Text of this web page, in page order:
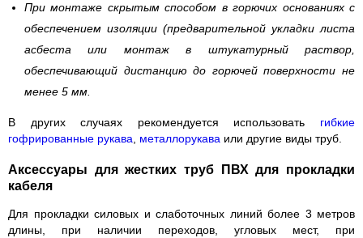
При монтаже скрытым способом в горючих основаниях с
обеспечением изоляции (предварительной укладки листа
асбеста или монтаж в штукатурный раствор,
обеспечивающий дистанцию до горючей поверхности не
менее 5 мм.
В других случаях рекомендуется использовать гибкие
гофрированные рукава
металлорукава или другие виды труб.
Аксессуары для жестких труб ПВХ для прокладки
кабеля
Для прокладки силовых и слаботочных линий более 3 метров
длины, при наличии переходов, угловых мест, при